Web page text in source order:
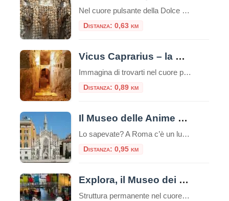
Nel cuore pulsante della Dolce Vita romana, lungo la celebre Via Veneto, si cela un luogo che offre un’esperienza tanto profonda quanto inaspettata, un viaggio che intreccia arte, storia e una potente riflessione sulla vita e la morte. È il Complesso di Santa Maria della Concezione, che ospita il Museo e la Cripta dei Frati […]
Distanza: 0,63 km
Vicus Caprarius – la Città dell’Acqua
Immagina di trovarti nel cuore pulsante di Roma, davanti alla maestosa Fontana di Trevi. La folla è ovunque, il rumore dell’acqua scrosciante si mescola al vociare dei turisti. Eppure, a pochi metri di distanza e a nove metri di profondità, esiste un mondo silenzioso dove quell’acqua scorre da duemila anni, testimone di una storia millenaria. […]
Distanza: 0,89 km
Il Museo delle Anime del Purgatorio
Lo sapevate? A Roma c’è un luogo unico e inquietante: il Museo delle Anime del Purgatorio. Il museo delle anime del Purgatorio è un’esposizione di documenti e testimonianze allestita in un locale adiacente alla sacrestia della piccola chiesa neogotica del Sacro Cuore del Suffragio a Roma. Tali documenti proverebbero l’esistenza del Purgatorio. La chiesa del […]
Distanza: 0,95 km
Explora, il Museo dei Bambini
Struttura permanente nel cuore di Roma, Explora il Museo dei Bambini attiva dal 2001, è dedicata a bambine e bambini da 0 a 11 anni.Da oltre 20 anni, è il punto di riferimento per l’educazione informale e le attività creative per le famiglie, le scuole e il mondo dell’infanzia. Uno spazio in cui l’esplorazione e […]